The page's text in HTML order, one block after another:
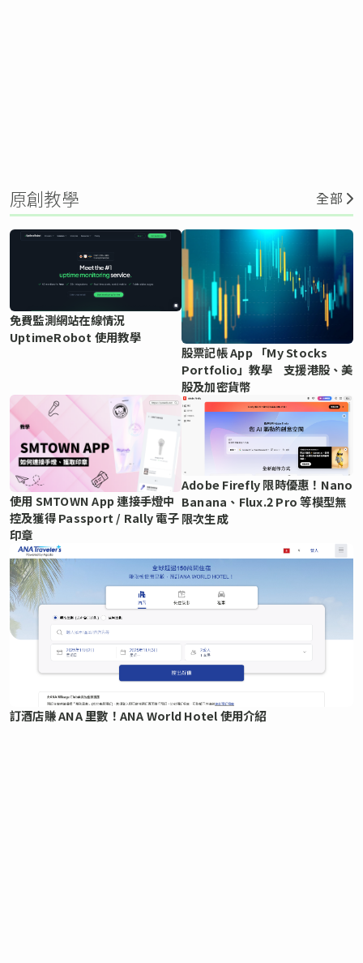
原創教學 全部
免費監測網站在線情況
UptimeRobot 使用教學
股票記帳 App 「My Stocks
Portfolio」教學 支援港股、美
股及加密貨幣
使用 SMTOWN App 連接手燈中
控及獲得 Passport / Rally 電子
印章
Adobe Firefly 限時優惠！Nano
Banana、Flux.2 Pro 等模型無
限次生成
訂酒店賺 ANA 里數！ANA World Hotel 使用介紹